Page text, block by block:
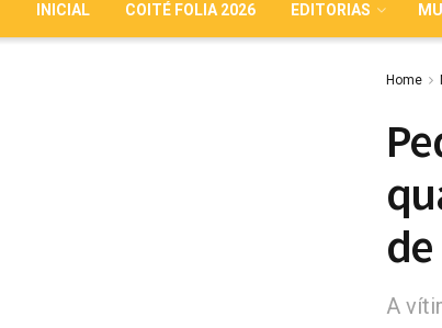
INICIAL COITÉ FOLIA 2026 EDITORIAS
Home
A